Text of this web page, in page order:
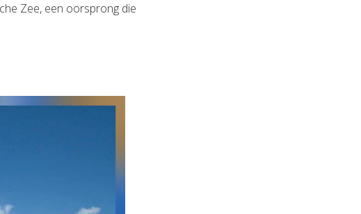
Zee, een oorsprong die